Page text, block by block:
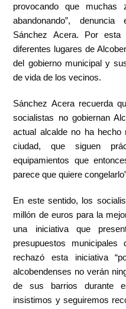
provocando que
abandonando”,
Sánchez Acera. Por
diferentes lugares de
del gobierno municipal y
de vida de los vecinos.
Sánchez Acera recuerda
socialistas no gobiernan
actual alcalde no ha
ciudad, que siguen
equipamientos que
parece que quiere
En este sentido, los
millón de euros para la
una iniciativa que
presupuestos
rechazó esta iniciativa
alcobendenses no verán
de sus barrios durante
insistimos y seguiremos